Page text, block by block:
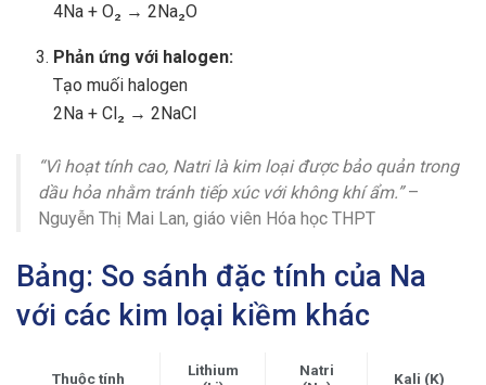
4Na + O₂ → 2Na₂O
Phản ứng với halogen:
Tạo muối halogen
2Na + Cl₂ → 2NaCl
“Vì hoạt tính cao, Natri là kim loại được bảo quản trong
dầu hỏa nhằm tránh tiếp xúc với không khí ẩm.”–
Nguyễn Thị Mai Lan, giáo viên Hóa học THPT
Bảng: So sánh đặc tính của Na
với các kim loại kiềm khác
Thuộc tính
Lithium
Natri
Kali (K)